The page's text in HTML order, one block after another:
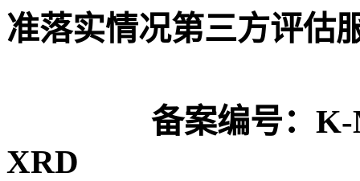
准落实情况第三方评估
备案编号： K-
XRD